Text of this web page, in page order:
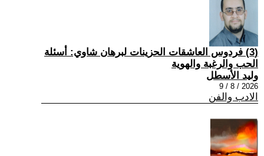
(3) فردوس العاشقات الحزينات لبرهان شاوي: أسئلة
الحب والرغبة والهوية
وليد الأسطل
2026 / 8 / 9
الادب والفن